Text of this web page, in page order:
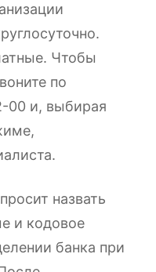
Чтобы
по
00 и, выбирая
назвать
и кодовое
банка при